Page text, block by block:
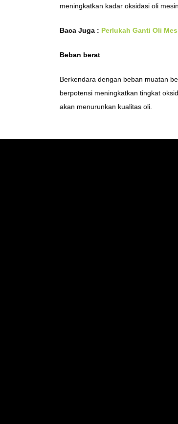
meningkatkan kadar oksidasi oli
Baca Juga : Perlukah Ganti Oli
Beban berat
Berkendara dengan beban muatan
berpotensi meningkatkan tingkat
akan menurunkan kualitas oli.